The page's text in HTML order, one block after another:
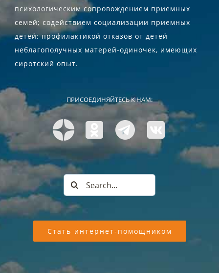
психологическим сопровождением приемных
семей; содействием социализации приемных
детей; профилактикой отказов от детей
неблагополучных матерей-одиночек, имеющих
сиротский опыт.
ПРИСОЕДИНЯЙТЕСЬ К НАМ:
Search
for:
Стать интернет-помощником